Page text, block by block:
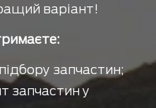
варіант!
запчастин;
запчастин у